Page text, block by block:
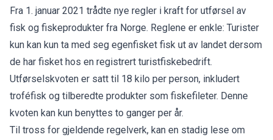
Fra 1. januar 2021 trådte nye regler i kraft for utførsel av
fisk og fiskeprodukter fra Norge. Reglene er enkle: Turister
kun kan kun ta med seg egenfisket fisk ut av landet dersom
de har fisket hos en registrert turistfiskebedrift.
Utførselskvoten er satt til 18 kilo per person, inkludert
troféfisk og tilberedte produkter som fiskefileter. Denne
kvoten kan kun benyttes to ganger per år.
Til tross for gjeldende regelverk, kan en stadig lese om